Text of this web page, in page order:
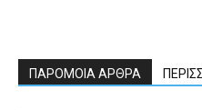
ΠΑΡΟΜΟΙΑ ΑΡΘΡΑ